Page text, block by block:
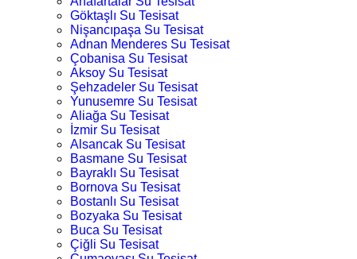
Göktaşlı Su Tesisat
Nişancıpaşa Su Tesisat
Adnan Menderes Su Tesisat
Çobanisa Su Tesisat
Aksoy Su Tesisat
Şehzadeler Su Tesisat
Yunusemre Su Tesisat
Aliağa Su Tesisat
İzmir Su Tesisat
Alsancak Su Tesisat
Basmane Su Tesisat
Bayraklı Su Tesisat
Bornova Su Tesisat
Bostanlı Su Tesisat
Bozyaka Su Tesisat
Buca Su Tesisat
Çiğli Su Tesisat